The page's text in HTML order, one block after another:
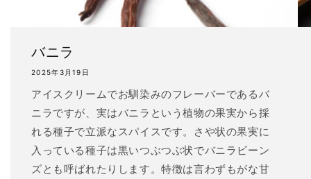
バニラ
2025年3月19日
アイスクリームでお馴染みのフレーバーであるバ
ニラですが、実はバニラという植物の果実から採
れる種子で立派なスパイスです。さや状の果実に
入っている種子は黒いつぶつぶ状でバニラビーン
ズとも呼ばれたりします。特徴は言わずもがな甘